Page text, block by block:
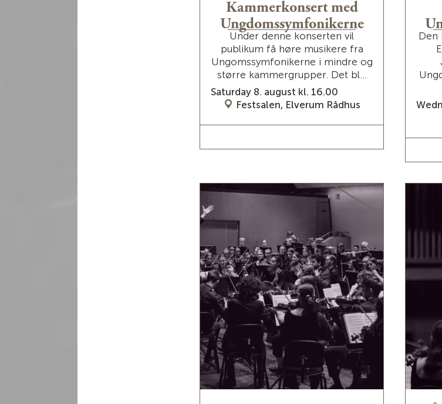
Kammerkonsert med
Ungdomssymfonikerne
Under denne konserten vil
publikum få høre musikere fra
Ungomssymfonikerne i mindre og
større kammergrupper. Det bl...
Saturday 8. august kl. 16.00
Festsalen, Elverum Rådhus
Den